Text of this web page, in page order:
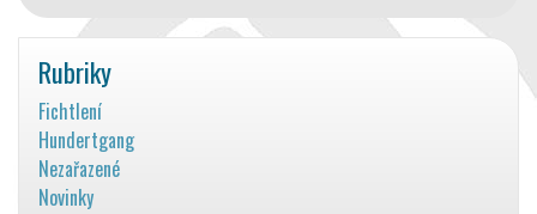
Rubriky
Fichtlení
Hundertgang
Nezařazené
Novinky